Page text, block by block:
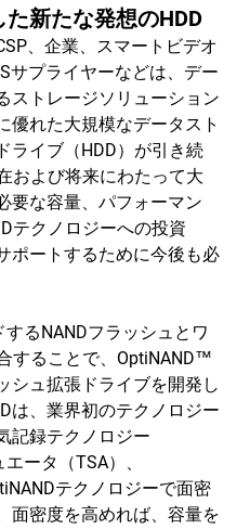
新たな発想のHDD
、企業、スマートビデオ
サプライヤーなどは、デー
ストレージソリューション
優れた大規模なデータスト
ライブ（HDD）が引き続
および将来にわたって大
要な容量、パフォーマン
テクノロジーへの投資
ポートするために今後も必
るNANDフラッシュとワ
することで、OptiNAND™
シュ拡張ドライブを開発し
は、業界初のテクノロジー
記録テクノロジー
ータ（TSA）、
テクノロジーで面密
面密度を高めれば、容量を